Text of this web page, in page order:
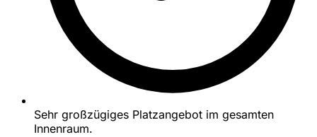
Sehr großzügiges Platzangebot im gesamten
Innenraum.